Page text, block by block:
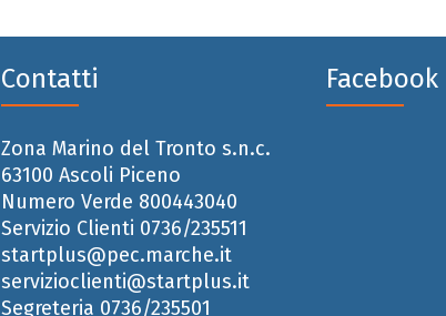
Contatti
Zona Marino del Tronto s.n.c.
63100 Ascoli Piceno
Numero Verde 800443040
Servizio Clienti 0736/235511
startplus@pec.marche.it
servizioclienti@startplus.it
Segreteria 0736/235501
Facebook